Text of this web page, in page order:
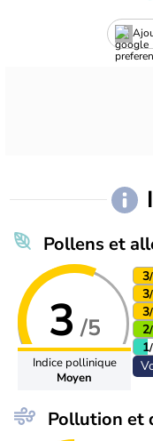
Pollens et
3 /5
Indice pollinique
Moyen
3
3
3
2
1
Pollution et